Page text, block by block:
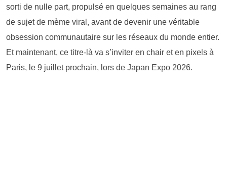
sorti de nulle part, propulsé en quelques semaines au rang
de sujet de mème viral, avant de devenir une véritable
obsession communautaire sur les réseaux du monde entier.
Et maintenant, ce titre-là va s’inviter en chair et en pixels à
Paris, le 9 juillet prochain, lors de Japan Expo 2026.